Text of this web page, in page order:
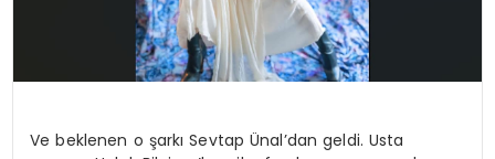
Ve beklenen o şarkı Sevtap Ünal’dan geldi. Usta